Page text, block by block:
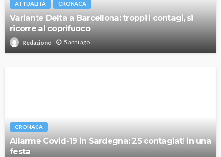
ATTUALITÀ CRONACA
Variante Delta a Barcellona: troppi i contagi, si
ricorre al coprifuoco
Redazione 5 anni ago
CRONACA
Allarme Covid-19 in Sardegna: 25 contagiati in una
festa